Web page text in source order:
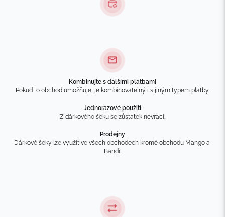
Kombinujte s dalšími platbami
Pokud to obchod umožňuje, je kombinovatelný i s jiným typem platby.
Jednorázové použití
Z dárkového šeku se zůstatek nevrací.
Prodejny
Dárkové šeky lze využít ve všech obchodech kromě obchodu Mango a
Bandi.